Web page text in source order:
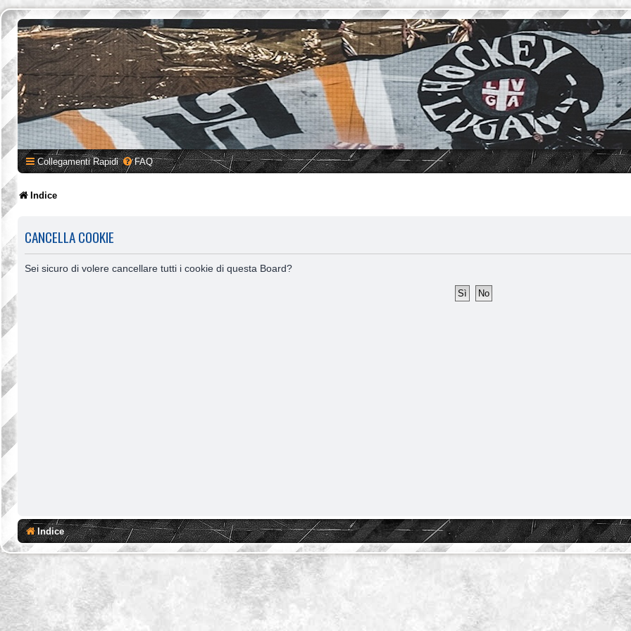
Collegamenti Rapidi FAQ
Indice
CANCELLA COOKIE
Sei sicuro di volere cancellare tutti i cookie di questa Board?
Indice